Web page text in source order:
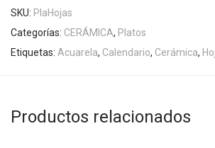
SKU: PlaHojas
Categorías: CERÁMICA, Platos
Etiquetas: Acuarela, Calendario, Cerámica,
Productos relacionados